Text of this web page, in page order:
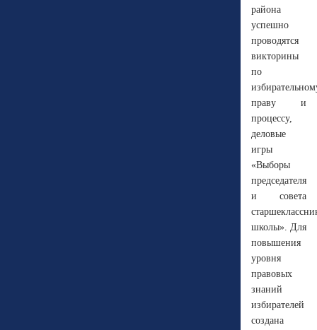
района
успешно
проводятся
викторины
по
праву и
процессу,
деловые
игры
«Выборы
председателя
и совета
школы». Для
повышения
уровня
правовых
знаний
избирателей
создана